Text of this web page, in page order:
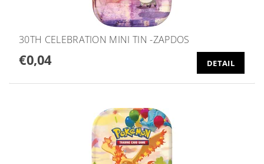
30TH CELEBRATION MINI TIN -ZAPDOS
€0,04 DETAIL